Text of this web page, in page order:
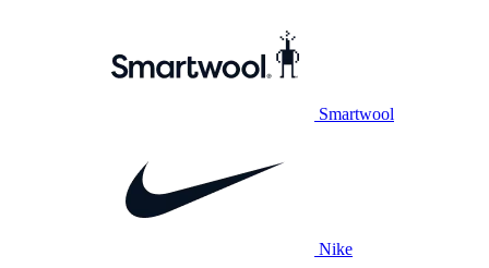
Smartwool
Nike